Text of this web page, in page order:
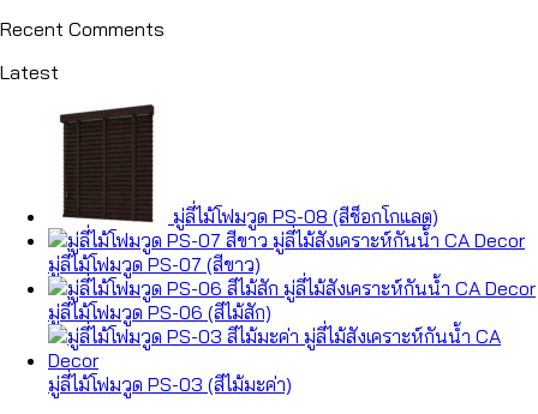
Recent Comments
Latest
มู่ลี่ไม้โฟมวูด PS-08 (สีช็อกโกแลต)
มู่ลี่ไม้โฟมวูด PS-07 (สีขาว)
มู่ลี่ไม้โฟมวูด PS-06 (สีไม้สัก)
มู่ลี่ไม้โฟมวูด PS-03 (สีไม้มะค่า)